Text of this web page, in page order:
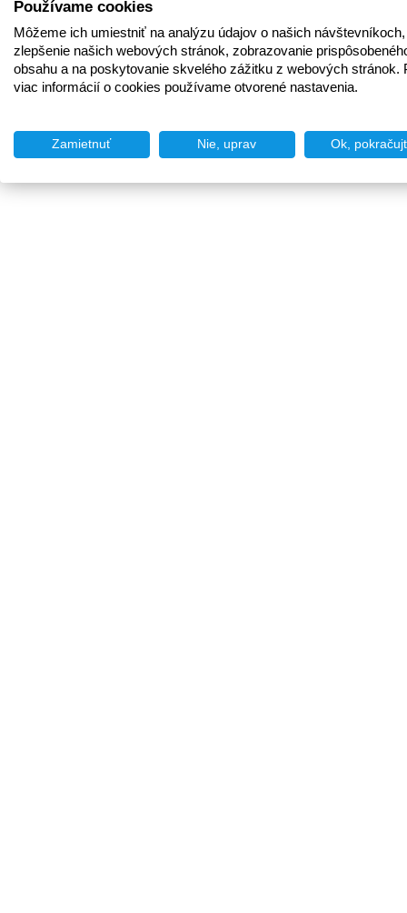
Používame cookies
Môžeme ich umiestniť na analýzu údajov o našich
zlepšenie našich webových stránok, zobrazovanie
obsahu a na poskytovanie skvelého zážitku z webových stránok.
viac informácií o cookies používame otvorené nastavenia.
Zamietnuť Nie, uprav Ok,